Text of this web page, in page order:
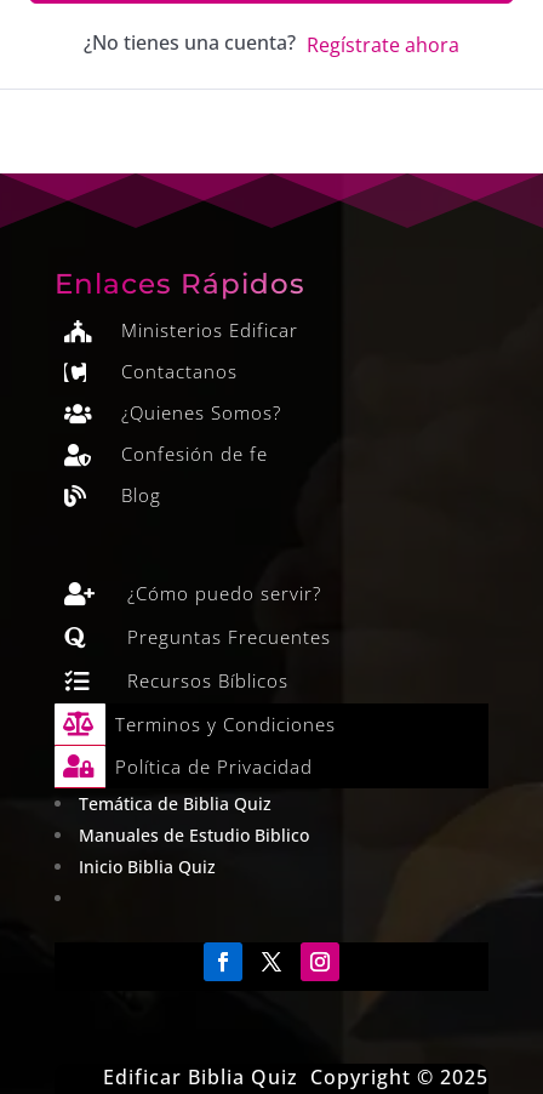
¿No tienes una cuenta? Regístrate ahora
Enlaces Rápidos
 Ministerios Edificar
 Contactanos
 ¿Quienes Somos?
 Confesión de fe
 Blog
 ¿Cómo puedo servir?
 Preguntas Frecuentes
 Recursos Bíblicos
 Terminos y Condiciones
 Política de Privacidad
Temática de Biblia Quiz
Manuales de Estudio Biblico
Inicio Biblia Quiz
Edificar Biblia Quiz Copyright © 2025